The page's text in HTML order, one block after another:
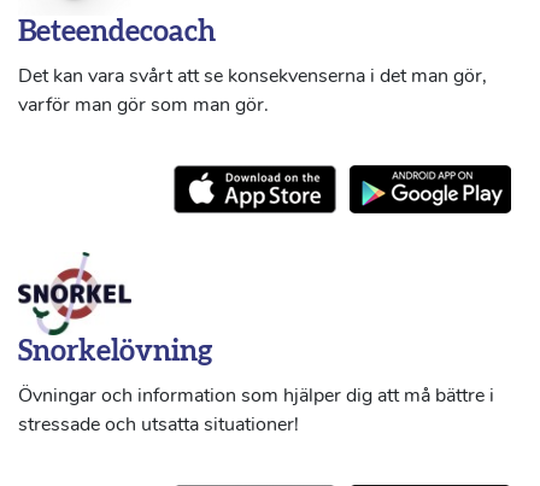
Beteendecoach
Det kan vara svårt att se konsekvenserna i det man gör,
varför man gör som man gör.
Snorkelövning
Övningar och information som hjälper dig att må bättre i
stressade och utsatta situationer!